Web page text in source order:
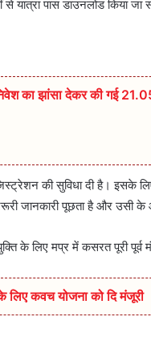
से यात्रा पास डाउनलोड किया जा
का झांसा देकर की गई
की सुविधा दी है।
जानकारी पूछता है और उसी के
के लिए मप्र में कसरत पूरी पूर्व
लिए कवच योजना को दि मंजूरी